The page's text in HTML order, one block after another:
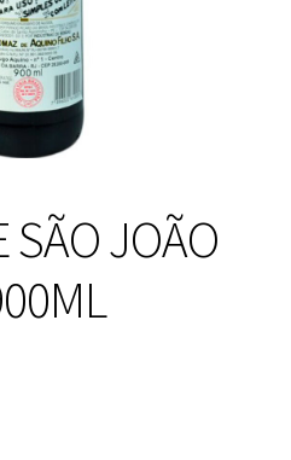
SÃO JOÃO